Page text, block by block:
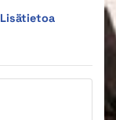
Lisätietoa